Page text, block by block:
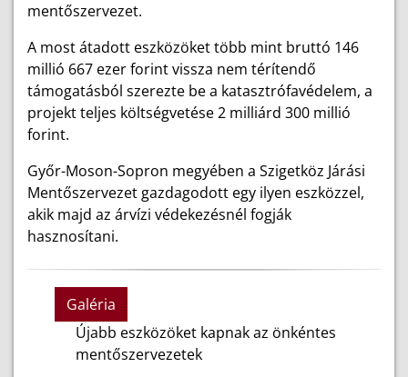
mentőszervezet.
A most átadott eszközöket több mint bruttó 146
millió 667 ezer forint vissza nem térítendő
támogatásból szerezte be a katasztrófavédelem, a
projekt teljes költségvetése 2 milliárd 300 millió
forint.
Győr-Moson-Sopron megyében a Szigetköz Járási
Mentőszervezet gazdagodott egy ilyen eszközzel,
akik majd az árvízi védekezésnél fogják
hasznosítani.
Galéria
Újabb eszközöket kapnak az önkéntes
mentőszervezetek